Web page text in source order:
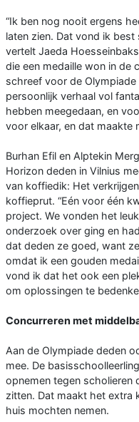
“Ik ben nog nooit ergens
laten zien. Dat vond ik best
vertelt Jaeda
die een medaille won in de
schreef voor de
persoonlijk verhaal vol
hebben meegedaan, en
voor elkaar, en dat maakte
Burhan Efil en Alptekin
Horizon deden in Vilnius
van koffiedik: Het
koffieprut. “Eén voor één
project. We vonden het
onderzoek over ging en
dat deden ze goed, want
omdat ik een gouden
vond ik dat het ook een
om oplossingen te
Concurreren met
Aan de Olympiade deden
mee. De
opnemen tegen scholieren
zitten. Dat maakt het extra
huis mochten nemen.